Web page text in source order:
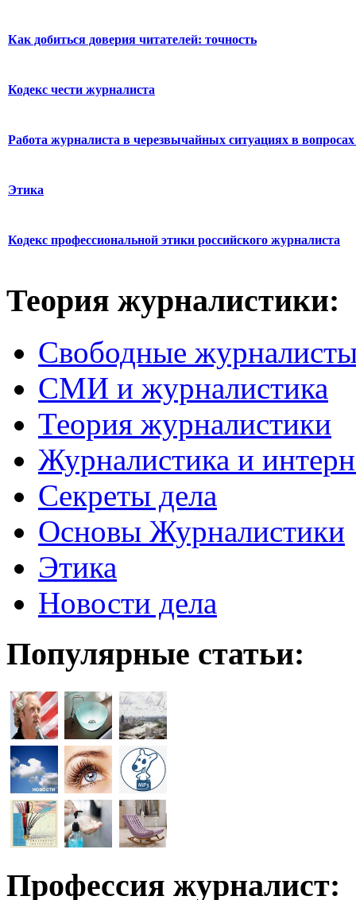
Как добиться доверия читателей: точность
Кодекс чести журналиста
Работа журналиста в черезвычайных ситуациях в вопросах
Этика
Кодекс профессиональной этики российского журналиста
Теория журналистики:
Свободные
СМИ и журналистика
Теория журналистики
Журналистика и
Секреты дела
Основы Журналистики
Этика
Новости дела
Популярные статьи:
Профессия журналист: